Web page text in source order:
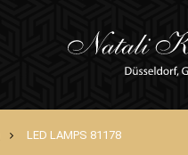
LED LAMPS 81178